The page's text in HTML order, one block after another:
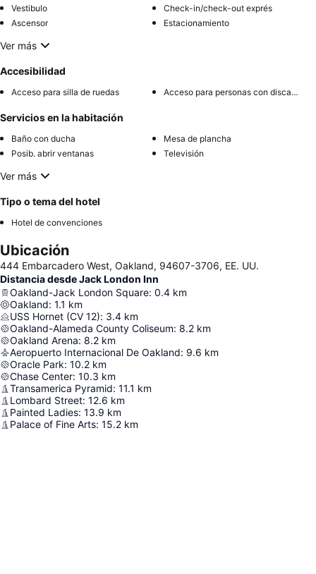
Vestibulo
Check-in/check-out exprés
Ascensor
Estacionamiento
Ver más
Accesibilidad
Acceso para silla de ruedas Acceso para personas con discapacidad
Servicios en la habitación
Baño con ducha
Mesa de plancha
Posib. abrir ventanas
Televisión
Ver más
Tipo o tema del hotel
Hotel de convenciones
Ubicación
444 Embarcadero West, Oakland, 94607-3706, EE. UU.
Distancia desde Jack London Inn
Oakland-Jack London Square: 0.4 km
Oakland: 1.1 km
USS Hornet (CV 12): 3.4 km
Oakland-Alameda County Coliseum: 8.2 km
Oakland Arena: 8.2 km
Aeropuerto Internacional De Oakland: 9.6 km
Oracle Park: 10.2 km
Chase Center: 10.3 km
Transamerica Pyramid: 11.1 km
Lombard Street: 12.6 km
Painted Ladies: 13.9 km
Palace of Fine Arts: 15.2 km